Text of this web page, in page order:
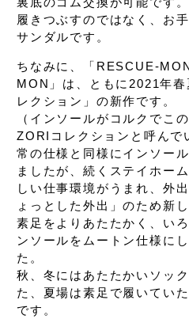
履きつぶすのではなく、 お
サンダルです。
ちなみに、「RESCUE-
MON」は、
ともに2021年春
レクション」の新作です。
（インソールがコルクでこ
ZORIコレクションと呼んで
常の仕様と同様に インソー
ましたが、 続くステイホー
しい仕事環境がうまれ、外
ょっとした外出」のため新
素足をよりあたたかく、い
ンソールをムートン仕様に
た。
秋、冬にはあたたかいソッ
た、夏場は素足で履いてい
です。